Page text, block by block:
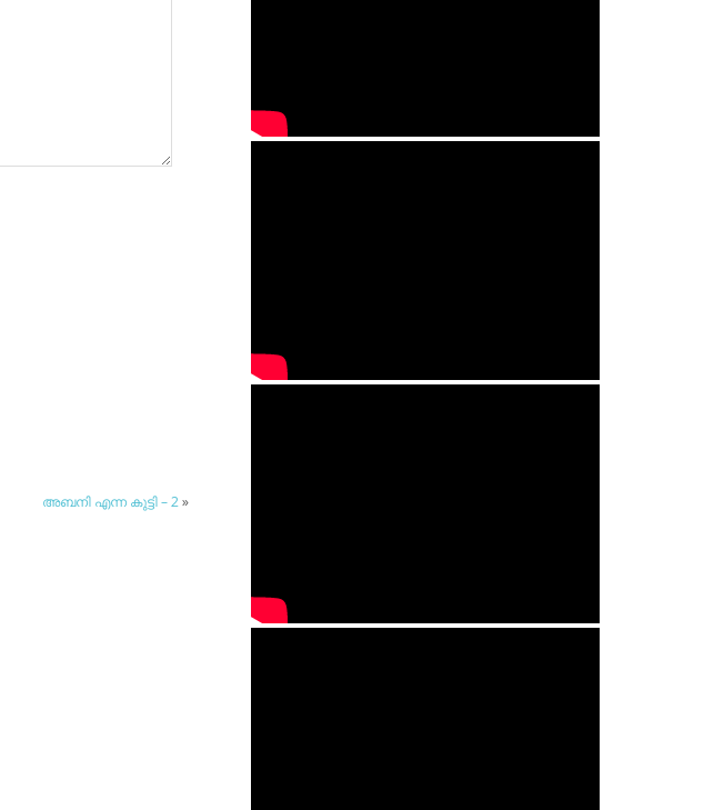
അബനി എന്ന കുട്ടി – 2»